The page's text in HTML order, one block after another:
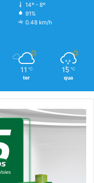
14º - 8º
91%
0.48 km/h
11 ℃
ter
15 ℃
qua